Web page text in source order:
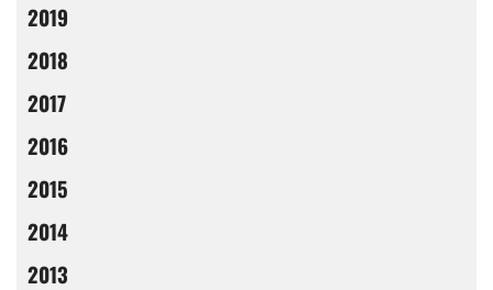
2019
2018
2017
2016
2015
2014
2013